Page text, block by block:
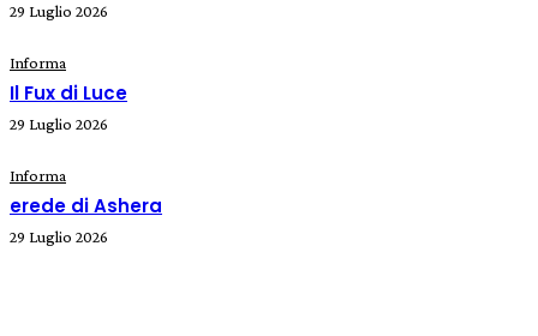
29 Luglio 2026
Informa
Il Fux di Luce
29 Luglio 2026
Informa
erede di Ashera
29 Luglio 2026